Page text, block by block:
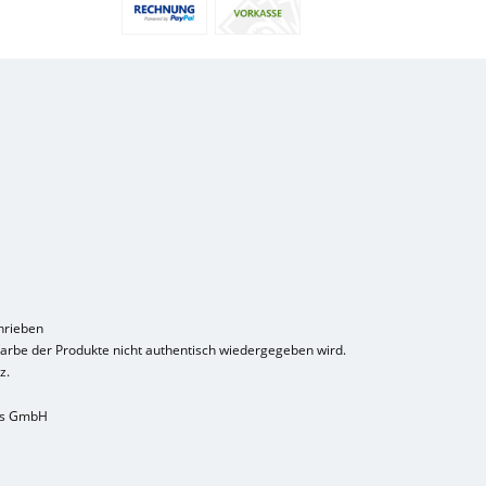
der Produkte nicht authentisch wiedergegeben wird.
GmbH